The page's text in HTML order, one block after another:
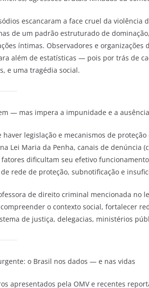
escancaram a face cruel da violência
de um padrão estruturado de
íntimas. Observadores e
além de estatísticas — pois por trás de
e uma tragédia social.
— mas impera a impunidade e a
haver legislação e mecanismos de
Lei Maria da Penha, canais de denúncia
dificultam seu efetivo
rede de proteção, subnotificação e
de direito criminal mencionada no
o contexto social, fortalecer
de justiça, delegacias, ministérios
o Brasil nos dados — e nas vidas
apresentados pela OMV e recentes